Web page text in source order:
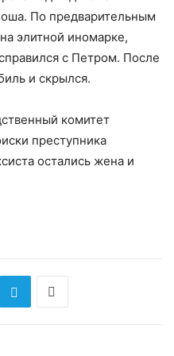
По предварительным
элитной иномарке,
с Петром. После
и скрылся.
комитет
преступника
остались жена и